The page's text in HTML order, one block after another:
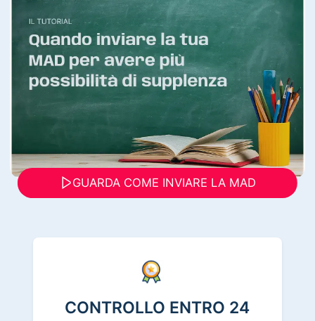
GUARDA COME INVIARE LA MAD
CONTROLLO ENTRO 24